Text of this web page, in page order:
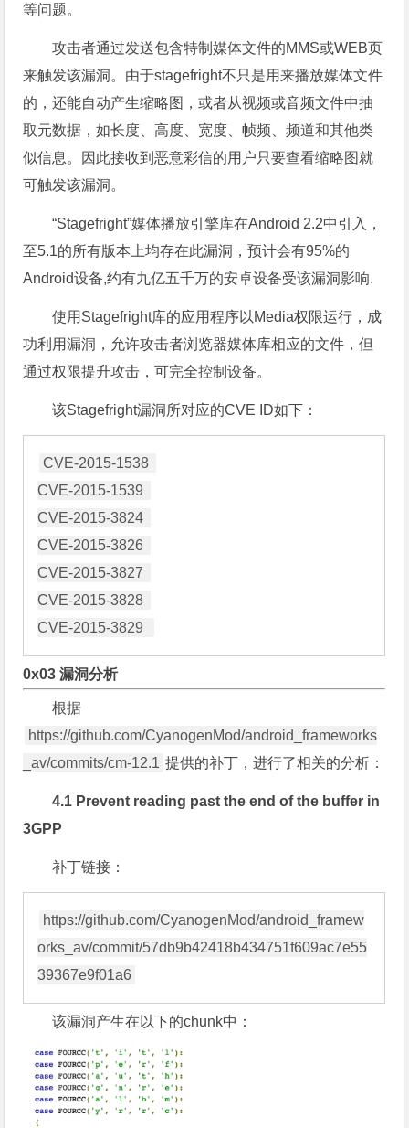
等问题。
攻击者通过发送包含特制媒体文件的MMS或WEB页
来触发该漏洞。由于stagefright不只是用来播放媒体文件
的，还能自动产生缩略图，或者从视频或音频文件中抽
取元数据，如长度、高度、宽度、帧频、频道和其他类
似信息。因此接收到恶意彩信的用户只要查看缩略图就
可触发该漏洞。
“Stagefright”媒体播放引擎库在Android 2.2中引入，
至5.1的所有版本上均存在此漏洞，预计会有95%的
Android设备,约有九亿五千万的安卓设备受该漏洞影响.
使用Stagefright库的应用程序以Media权限运行，成
功利用漏洞，允许攻击者浏览器媒体库相应的文件，但
通过权限提升攻击，可完全控制设备。
该Stagefright漏洞所对应的CVE ID如下：
CVE-2015-1538
CVE-2015-1539
CVE-2015-3824
CVE-2015-3826
CVE-2015-3827
CVE-2015-3828
0x03 漏洞分析
根据
https://github.com/CyanogenMod/android_frameworks
_av/commits/cm-12.1 提供的补丁，进行了相关的分析：
4.1 Prevent reading past the end of the buffer in
3GPP
补丁链接：
https://github.com/CyanogenMod/android_framew
orks_av/commit/57db9b42418b434751f609ac7e55
该漏洞产生在以下的chunk中：